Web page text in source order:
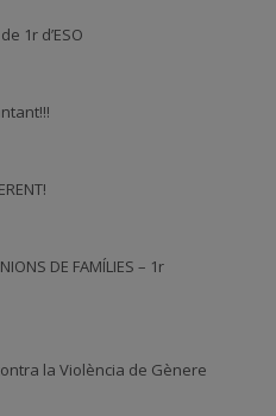
1r d’ESO
DE FAMÍLIES – 1r
la Violència de Gènere